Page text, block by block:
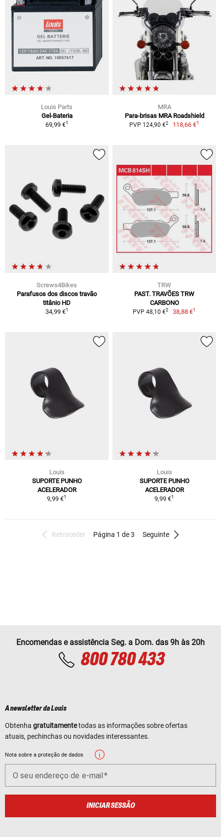
Louis Parts
Gel-Bateria
69,99 €1
MRA
Para-brisas MRA Roadshield
PVP 124,90 €2 118,66 €1
Screws4Bikes
Parafusos dos discos travão
titânio HD
34,99 €1
TRW
PAST. TRAVÕES TRW
CARBONO
PVP 48,10 €2 38,88 €1
Louis
SUPORTE PUNHO
ACELERADOR
9,99 €1
Louis
SUPORTE PUNHO
ACELERADOR
9,99 €1
Retroceder Página 1 de 3 Seguinte
Encomendas e assistência Seg. a Dom. das 9h às 20h
800 780 433
A newsletter da Louis
Obtenha gratuitamentetodas as informações sobre ofertas
atuais, pechinchas ou novidades interessantes.
Nota sobre a proteção de dados
O seu endereço de e-mail
INICIAR SESSÃO